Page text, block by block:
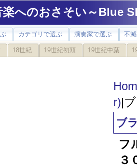
楽へのおさそい～Blue
カテゴリで選ぶ 演奏家で選ぶ 不
18世紀 19世紀初頭 19世紀中葉
r)|
ブ
フ
３